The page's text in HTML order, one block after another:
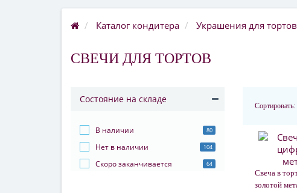
Каталог кондитера Украшения для
СВЕЧИ ДЛЯ ТОРТОВ
Состояние на складе
В наличии 80
Нет в наличии 104
Скоро заканчивается 64
Сортировать:
Свеча в
золотой